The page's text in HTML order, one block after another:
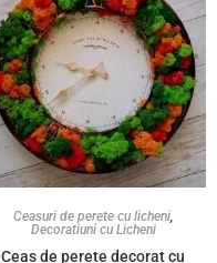
Ceasuri de perete cu licheni,
Decoratiuni cu Licheni
Ceas de perete decorat cu